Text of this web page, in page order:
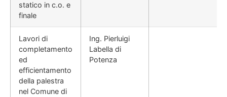
statico in c.o. e
finale
Lavori di
completamento
ed
efficientamento
della palestra
nel Comune di
Ing. Pierluigi
Labella di
Potenza